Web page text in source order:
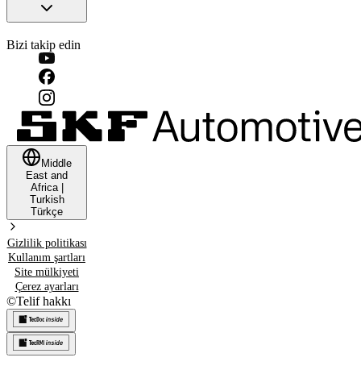
Bizi takip edin
Middle
East and
Africa|
Turkish
Türkçe
Gizlilik politikası
Kullanım şartları
Site mülkiyeti
Çerez ayarları
©Telif hakkı